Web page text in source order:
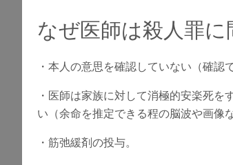
なぜ医師は殺人罪に
・本人の意思を確認していない（確認
・医師は家族に対して消極的安楽死
い（余命を推定できる程の脳波や画像
・筋弛緩剤の投与。